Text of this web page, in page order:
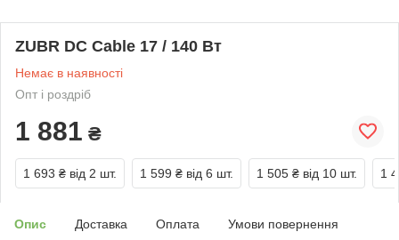
ZUBR DC Cable 17 / 140 Вт
Немає в наявності
Опт і роздріб
1 881 ₴
1 693 ₴ від 2 шт. 1 599 ₴ від 6 шт. 1 505 ₴ від 10 шт. 1
Опис Доставка Оплата Умови повернення